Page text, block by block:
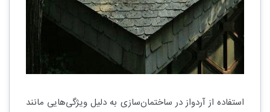
استفاده از آردواز در ساختمان‌سازی به دلیل ویژگی‌هایی مانند